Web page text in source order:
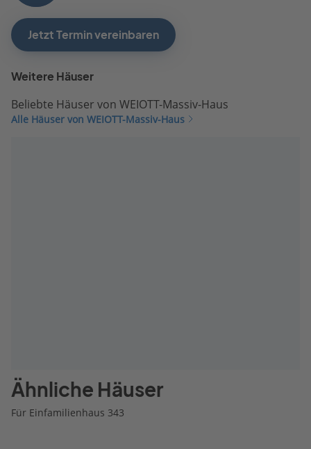
Jetzt Termin vereinbaren
Weitere Häuser
Beliebte Häuser von WEIOTT-Massiv-Haus
Alle Häuser von WEIOTT-Massiv-Haus
Ähnliche Häuser
Für Einfamilienhaus 343